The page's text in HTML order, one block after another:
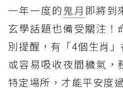
一年一度的 鬼月 即將到
玄學話題也備受關注！
別提醒，有「4個生肖
或容易吸收夜間穢氣，
特定場所，才能平安度